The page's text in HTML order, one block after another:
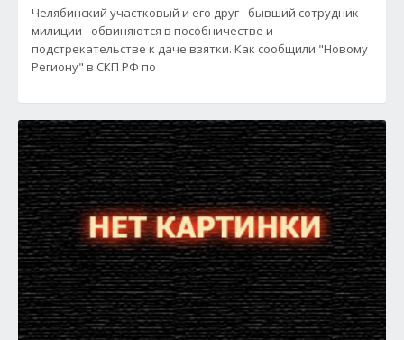
Челябинский участковый и его друг - бывший сотрудник
милиции - обвиняются в пособничестве и
подстрекательстве к даче взятки. Как сообщили "Новому
Региону" в СКП РФ по